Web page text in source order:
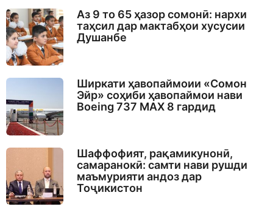
Аз 9 то 65 ҳазор сомонӣ: нархи
таҳсил дар мактабҳои хусусии
Душанбе
Ширкати ҳавопаймоии «Сомон
Эйр» соҳиби ҳавопаймои нави
Boeing 737 MAX 8 гардид
Шаффофият, рақамикунонӣ,
самаранокӣ: самти нави рушди
маъмурияти андоз дар
Тоҷикистон